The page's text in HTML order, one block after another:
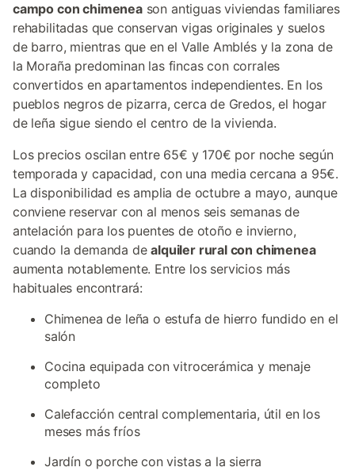
campo con chimeneason antiguas viviendas familiares
rehabilitadas que conservan vigas originales y suelos
de barro, mientras que en el Valle Amblés y la zona de
la Moraña predominan las fincas con corrales
convertidos en apartamentos independientes. En los
pueblos negros de pizarra, cerca de Gredos, el hogar
de leña sigue siendo el centro de la vivienda.
Los precios oscilan entre 65€ y 170€ por noche según
temporada y capacidad, con una media cercana a 95€.
La disponibilidad es amplia de octubre a mayo, aunque
conviene reservar con al menos seis semanas de
antelación para los puentes de otoño e invierno,
cuando la demanda dealquiler rural con chimenea
aumenta notablemente. Entre los servicios más
habituales encontrará:
Chimenea de leña o estufa de hierro fundido en el
salón
Cocina equipada con vitrocerámica y menaje
completo
Calefacción central complementaria, útil en los
meses más fríos
Jardín o porche con vistas a la sierra